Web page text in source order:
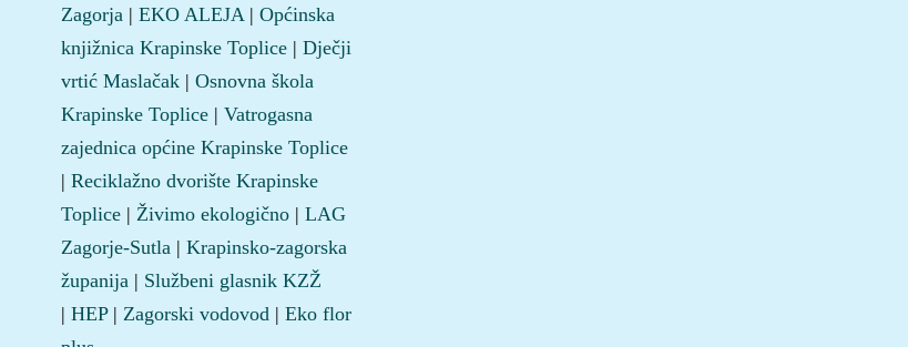
Zagorja | EKO ALEJA| Općinska
knjižnica Krapinske Toplice | Dječji
vrtić Maslačak | Osnovna škola
Krapinske Toplice | Vatrogasna
zajednica općine Krapinske Toplice
| Reciklažno dvorište Krapinske
Toplice | Živimo ekologično | LAG
Zagorje-Sutla | Krapinsko-zagorska
županija | Službeni glasnik KZŽ
| HEP| Zagorski vodovod | Eko flor